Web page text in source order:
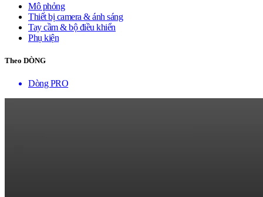
Mô phỏng
Thiết bị camera & ánh sáng
Tay cầm & bộ điều khiển
Phụ kiện
Theo DÒNG
Dòng PRO